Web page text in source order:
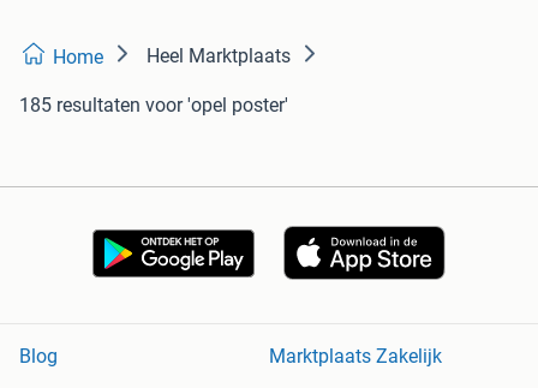
Home Heel Marktplaats
185 resultaten voor 'opel poster'
Blog
Marktplaats Zakelijk